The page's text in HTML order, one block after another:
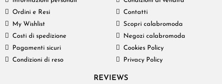
Ordini e Resi
My Wishlist
Costi di spedizione
Pagamenti sicuri
Condizioni di reso
Contatti
Scopri calabromoda
Negozi calabromoda
Cookies Policy
Privacy Policy
REVIEWS